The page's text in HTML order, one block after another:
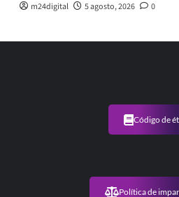
m24digital 5 agosto, 2026 0
Código de
Política de